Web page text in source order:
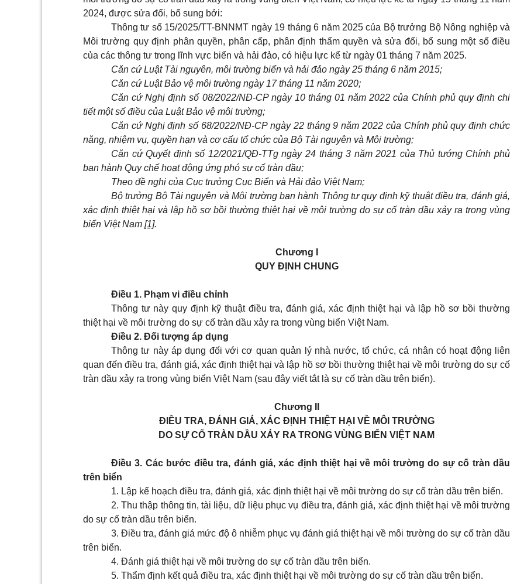
2024, được sửa đổi, bổ sung bởi:
Thông tư số 15/2025/TT-BNNMT ngày 19 tháng 6 năm 2025 của Bộ trưởng Bộ Nông nghiệp và
Môi trường quy định phân quyền, phân cấp, phân định thẩm quyền và sửa đổi, bổ sung một số điều
của các thông tư trong lĩnh vực biển và hải đảo, có hiệu lực kể từ ngày 01 tháng 7 năm 2025.
Căn cứ Luật Tài nguyên, môi trường biển và hải đảo ngày 25 tháng 6 năm 2015;
Căn cứ Luật Bảo vệ môi trường ngày 17 tháng 11 năm 2020;
Căn cứ Nghị định số 08/2022/NĐ-CP ngày 10 tháng 01 năm 2022 của Chính phủ quy định chi
tiết một số điều của Luật Bảo vệ môi trường;
Căn cứ Nghị định số 68/2022/NĐ-CP ngày 22 tháng 9 năm 2022 của Chính phủ quy định chức
năng, nhiệm vụ, quyền hạn và cơ cấu tổ chức của Bộ Tài nguyên và Môi trường;
Căn cứ Quyết định số 12/2021/QĐ-TTg ngày 24 tháng 3 năm 2021 của Thủ tướng Chính phủ
ban hành Quy chế hoạt động ứng phó sự cố tràn dầu;
Theo đề nghị của Cục trưởng Cục Biển và Hải đảo Việt Nam;
Bộ trưởng Bộ Tài nguyên và Môi trường ban hành Thông tư quy định kỹ thuật điều tra, đánh giá,
xác định thiệt hại và lập hồ sơ bồi thường thiệt hại về môi trường do sự cố tràn dầu xảy ra trong vùng
biển Việt Nam [1].
Chương I
QUY ĐỊNH CHUNG
Điều 1. Phạm vi điều chỉnh
Thông tư này quy định kỹ thuật điều tra, đánh giá, xác định thiệt hại và lập hồ sơ bồi thường
thiệt hại về môi trường do sự cố tràn dầu xảy ra trong vùng biển Việt Nam.
Điều 2. Đối tượng áp dụng
Thông tư này áp dụng đối với cơ quan quản lý nhà nước, tổ chức, cá nhân có hoạt động liên
quan đến điều tra, đánh giá, xác định thiệt hại và lập hồ sơ bồi thường thiệt hại về môi trường do sự cố
tràn dầu xảy ra trong vùng biển Việt Nam (sau đây viết tắt là sự cố tràn dầu trên biển).
Chương II
ĐIỀU TRA, ĐÁNH GIÁ, XÁC ĐỊNH THIỆT HẠI VỀ MÔI TRƯỜNG
DO SỰ CỐ TRÀN DẦU XẢY RA TRONG VÙNG BIỂN VIỆT NAM
Điều 3. Các bước điều tra, đánh giá, xác định thiệt hại về môi trường do sự cố tràn dầu
trên biển
1. Lập kế hoạch điều tra, đánh giá, xác định thiệt hại về môi trường do sự cố tràn dầu trên biển.
2. Thu thập thông tin, tài liệu, dữ liệu phục vụ điều tra, đánh giá, xác định thiệt hại về môi trường
do sự cố tràn dầu trên biển.
3. Điều tra, đánh giá mức độ ô nhiễm phục vụ đánh giá thiệt hại về môi trường do sự cố tràn dầu
trên biển.
4. Đánh giá thiệt hại về môi trường do sự cố tràn dầu trên biển.
5. Thẩm định kết quả điều tra, xác định thiệt hại về môi trường do sự cố tràn dầu trên biển.